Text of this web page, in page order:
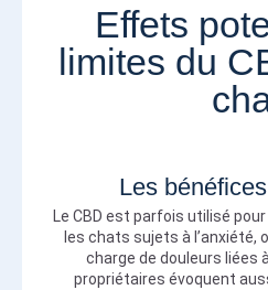
Effets
limites du
Les
Le CBD est parfois utilisé
les chats sujets à l’anxiété,
charge de douleurs liées
propriétaires évoquent